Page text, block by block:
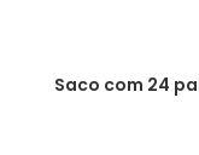
Saco com 24